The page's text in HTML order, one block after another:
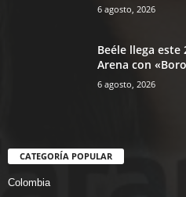
6 agosto, 2026
Beéle llega
Arena con
6 agosto, 2026
CATEGORÍA POPULAR
Colombia